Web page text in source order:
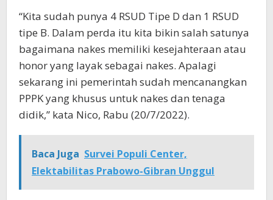
“Kita sudah punya 4 RSUD Tipe D dan 1 RSUD
tipe B. Dalam perda itu kita bikin salah satunya
bagaimana nakes memiliki kesejahteraan atau
honor yang layak sebagai nakes. Apalagi
sekarang ini pemerintah sudah mencanangkan
PPPK yang khusus untuk nakes dan tenaga
didik,” kata Nico, Rabu (20/7/2022).
Baca Juga Survei Populi Center,
Elektabilitas Prabowo-Gibran Unggul